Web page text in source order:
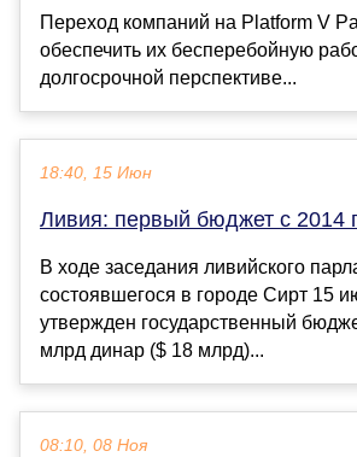
Переход компаний на Platform V
обеспечить их бесперебойную
долгосрочной перспективе...
18:40, 15 Июн
Ливия: первый бюджет с 2014
В ходе заседания ливийского
состоявшегося в городе Сирт 15
утвержден государственный
млрд динар ($ 18 млрд)...
08:10, 08 Ноя